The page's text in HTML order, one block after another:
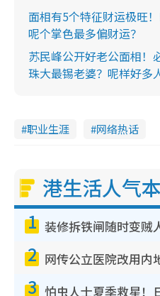
面相有5个特征财运极旺
呢个掌色最多偏财运？
苏民峰公开好老公面相
珠大最锡老婆？呢样好多
职业生涯 网络热话
港生活人气
1
2
3